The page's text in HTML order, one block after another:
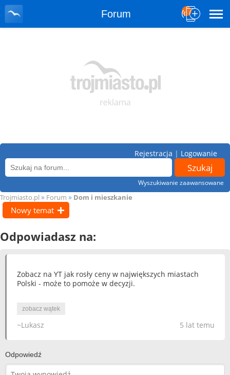
Forum
Wyszukiwanie zaawansowane
Rejestracja | Logowanie
Trojmiasto.pl » Forum » Dom i mieszkanie
Nowy temat
Odpowiadasz na:
Zobacz na YT jak rosły ceny w największych miastach
Polski - może to pomoże w decyzji.
zobacz wątek
5 lat temu
~Lukasz
Odpowiedź